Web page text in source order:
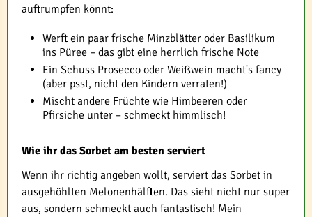
auftrumpfen könnt:
Werft ein paar frische Minzblätter oder Basilikum
ins Püree – das gibt eine herrlich frische Note
Ein Schuss Prosecco oder Weißwein macht's fancy
(aber psst, nicht den Kindern verraten!)
Mischt andere Früchte wie Himbeeren oder
Pfirsiche unter – schmeckt himmlisch!
Wie ihr das Sorbet am besten serviert
Wenn ihr richtig angeben wollt, serviert das Sorbet in
ausgehöhlten Melonenhälften. Das sieht nicht nur super
aus, sondern schmeckt auch fantastisch! Mein